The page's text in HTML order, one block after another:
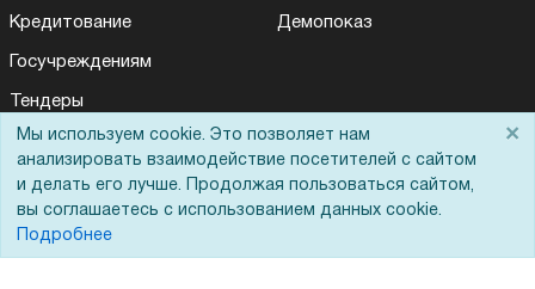
Кредитование
Госучреждениям
Тендеры
Бренды
ЭДО
Демопоказ
Мы используем cookie. Это позволяет нам
анализировать взаимодействие посетителей с сайтом
и делать его лучше. Продолжая пользоваться сайтом,
вы соглашаетесь с использованием данных cookie.
Подробнее
×